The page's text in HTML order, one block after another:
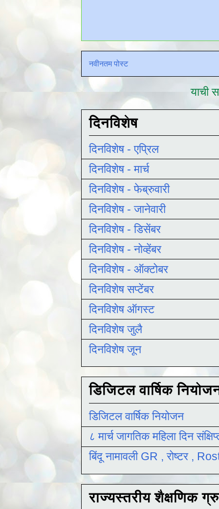
नवीनतम पोस्ट
याची
दिनविशेष
दिनविशेष - एप्रिल
दिनविशेष - मार्च
दिनविशेष - फेब्रुवारी
दिनविशेष - जानेवारी
दिनविशेष - डिसेंबर
दिनविशेष - नोव्हेंबर
दिनविशेष - ऑक्टोबर
दिनविशेष सप्टेंबर
दिनविशेष ऑगस्ट
दिनविशेष जुलै
दिनविशेष जून
डिजिटल वार्षिक
डिजिटल वार्षिक नियोजन
८ मार्च जागतिक महिला दिन
बिंदू नामावली GR , रोष्टर ,
राज्यस्तरीय शैक्षणिक